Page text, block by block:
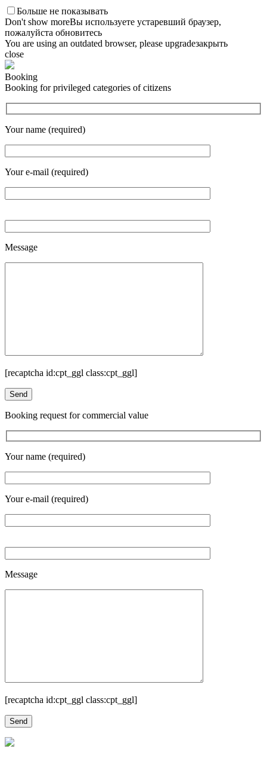
Больше не показывать
Don't show moreВы используете устаревший браузер,
пожалуйста обновитесь
You are using an outdated browser, please upgradeзакрыть
close
Booking
Booking for privileged categories of citizens
Your name (required)
Your e-mail (required)
Message
[recaptcha id:cpt_ggl class:cpt_ggl]
Booking request for commercial value
Your name (required)
Your e-mail (required)
Message
[recaptcha id:cpt_ggl class:cpt_ggl]